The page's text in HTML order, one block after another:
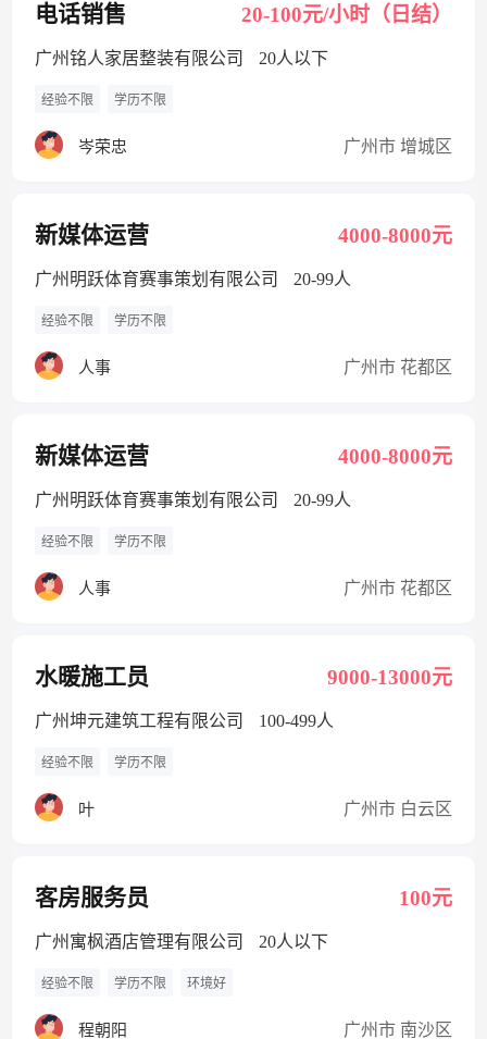
电话销售 20-100元/小时（日结）
广州铭人家居整装有限公司 20人以下
经验不限 学历不限
岑荣忠 广州市 增城区
新媒体运营 4000-8000元
广州明跃体育赛事策划有限公司 20-99人
经验不限 学历不限
人事 广州市 花都区
新媒体运营 4000-8000元
广州明跃体育赛事策划有限公司 20-99人
经验不限 学历不限
人事 广州市 花都区
水暖施工员 9000-13000元
广州坤元建筑工程有限公司 100-499人
经验不限 学历不限
叶 广州市 白云区
客房服务员 100元
广州寓枫酒店管理有限公司 20人以下
经验不限 学历不限 环境好
程朝阳 广州市 南沙区